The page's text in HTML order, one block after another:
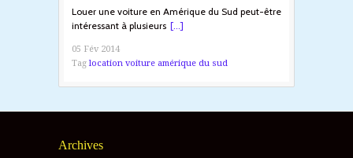
Louer une voiture en Amérique du Sud peut-être
intéressant à plusieurs [...]
05 Fév 2014
Tag location voiture amérique du sud
Archives